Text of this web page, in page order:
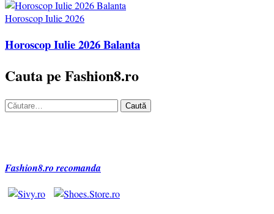
Horoscop Iulie 2026
Horoscop Iulie 2026 Balanta
Cauta pe Fashion8.ro
Caută
după:
Fashion8.ro recomanda